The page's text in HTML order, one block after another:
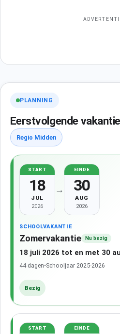
PLANNING
Eerstvolgende
Regio Midden
START
18
JUL
2026
→
EINDE
30
AUG
2026
SCHOOLVAKANTIE
Zomervakantie Nu bezig
18 juli 2026 tot en met 30
44 dagen•Schooljaar 2025-2026
Bezig
START EINDE